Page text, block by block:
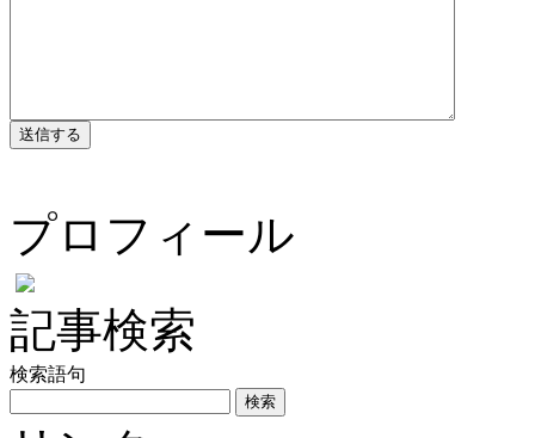
プロフィール
記事検索
検索語句